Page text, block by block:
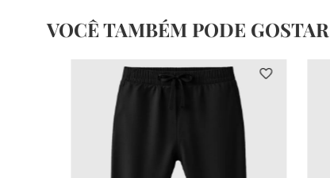
VOCÊ TAMBÉM PODE GOSTAR